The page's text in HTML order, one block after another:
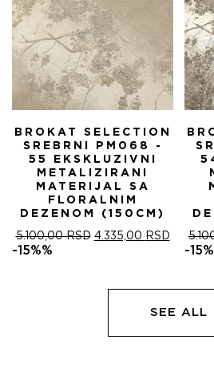
BROKAT SELECTION
SREBRNI PM068 -
55 EKSKLUZIVNI
METALIZIRANI
MATERIJAL SA
FLORALNIM
DEZENOM (150CM)
5.100,00RSD ОРИГИНАЛНА
5.100,00 RSD.
4.335,00 RSD
ЦЕНА
-15%% -
SEE ALL